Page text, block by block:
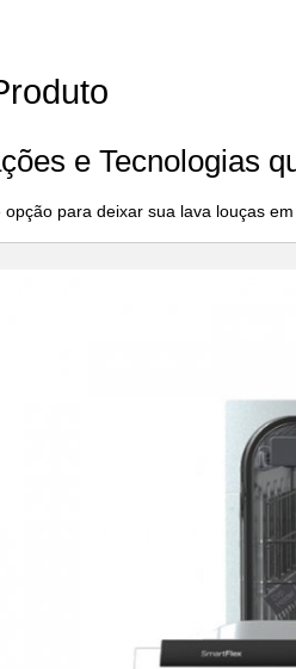
e Tecnologias
opção para deixar sua lava louças